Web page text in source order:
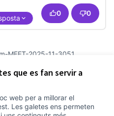
que es fan servir a
web per a millorar el
Les galetes ens permeten
0 0
MEET-2025-11-3051
calendari